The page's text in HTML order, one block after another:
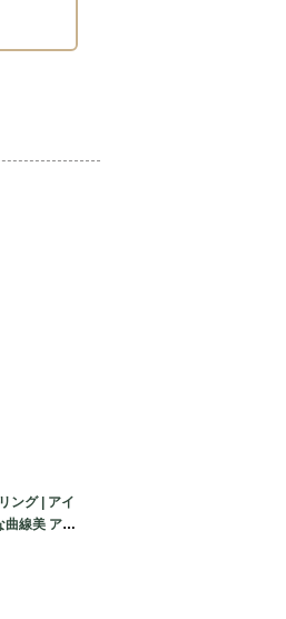
い逸品で
しんで
ング | アイ
曲線美 アー